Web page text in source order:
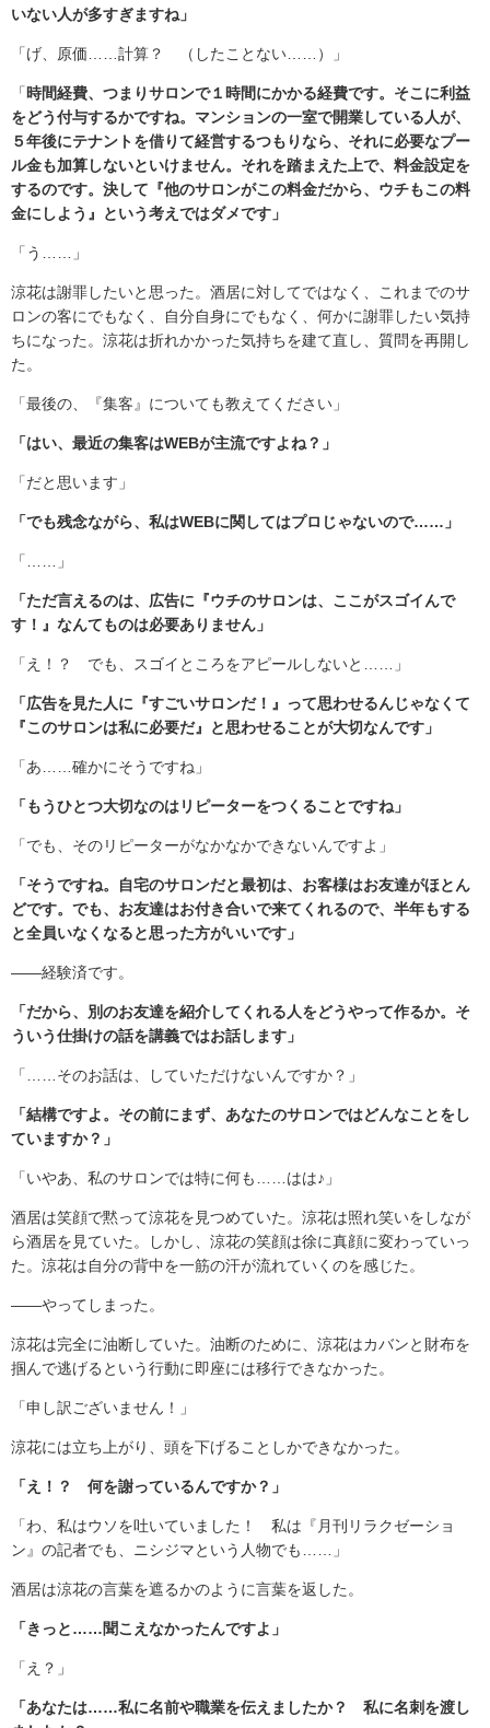
いない人が多すぎますね」
「げ、原価……計算？ （したことない……）」
「時間経費、つまりサロンで１時間にかかる経費です。そこに利益
をどう付与するかですね。マンションの一室で開業している人が、
５年後にテナントを借りて経営するつもりなら、それに必要なプー
ル金も加算しないといけません。それを踏まえた上で、料金設定を
するのです。決して『他のサロンがこの料金だから、ウチもこの料
金にしよう』という考えではダメです」
「う……」
涼花は謝罪したいと思った。酒居に対してではなく、これまでのサ
ロンの客にでもなく、自分自身にでもなく、何かに謝罪したい気持
ちになった。涼花は折れかかった気持ちを建て直し、質問を再開し
た。
「最後の、『集客』についても教えてください」
「はい、最近の集客はWEBが主流ですよね？」
「だと思います」
「でも残念ながら、私はWEBに関してはプロじゃないので……」
「……」
「ただ言えるのは、広告に『ウチのサロンは、ここがスゴイんで
す！』なんてものは必要ありません」
「え！？ でも、スゴイところをアピールしないと……」
「広告を見た人に『すごいサロンだ！』って思わせるんじゃなくて
『このサロンは私に必要だ』と思わせることが大切なんです」
「あ……確かにそうですね」
「もうひとつ大切なのはリピーターをつくることですね」
「でも、そのリピーターがなかなかできないんですよ」
「そうですね。自宅のサロンだと最初は、お客様はお友達がほとん
どです。でも、お友達はお付き合いで来てくれるので、半年もする
と全員いなくなると思った方がいいです」
――経験済です。
「だから、別のお友達を紹介してくれる人をどうやって作るか。そ
ういう仕掛けの話を講義ではお話します」
「……そのお話は、していただけないんですか？」
「結構ですよ。その前にまず、あなたのサロンではどんなことをし
ていますか？」
「いやあ、私のサロンでは特に何も……はは♪」
酒居は笑顔で黙って涼花を見つめていた。涼花は照れ笑いをしなが
ら酒居を見ていた。しかし、涼花の笑顔は徐に真顔に変わっていっ
た。涼花は自分の背中を一筋の汗が流れていくのを感じた。
――やってしまった。
涼花は完全に油断していた。油断のために、涼花はカバンと財布を
掴んで逃げるという行動に即座には移行できなかった。
「申し訳ございません！」
涼花には立ち上がり、頭を下げることしかできなかった。
「え！？ 何を謝っているんですか？」
「わ、私はウソを吐いていました！ 私は『月刊リラクゼーショ
ン』の記者でも、ニシジマという人物でも……」
酒居は涼花の言葉を遮るかのように言葉を返した。
「きっと……聞こえなかったんですよ」
「え？」
「あなたは……私に名前や職業を伝えましたか？ 私に名刺を渡し